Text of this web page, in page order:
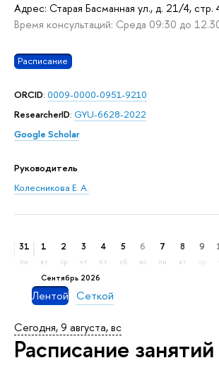
Адрес: Старая Басманная ул., д. 21/4, стр.
Время консультаций: Среда 09:30 до
Расписание
ORCID: 0009-0000-0951-9210
ResearcherID: GYU-6628-2022
Google Scholar
Руководитель
Колесникова Е. А.
31
пн
сентябрь 2026
1
вт
2
ср
3
чт
4
пт
5
сб
6
вс
7
пн
8
вт
9
Лентой Сеткой
Сегодня, 9 августа, вс
Расписание занятий